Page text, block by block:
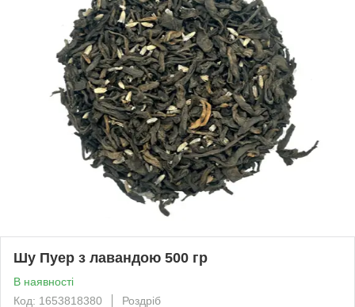
Шу Пуер з лавандою 500 гр
В наявності
Код: 1653818380
Роздріб